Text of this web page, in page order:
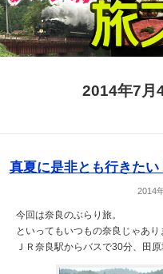
2014年7月
真夏に是非とも行きたい
2014
今回は奈良のぶらり旅。
といってもいつもの奈良じゃあり
ＪＲ奈良駅からバスで30分、田原